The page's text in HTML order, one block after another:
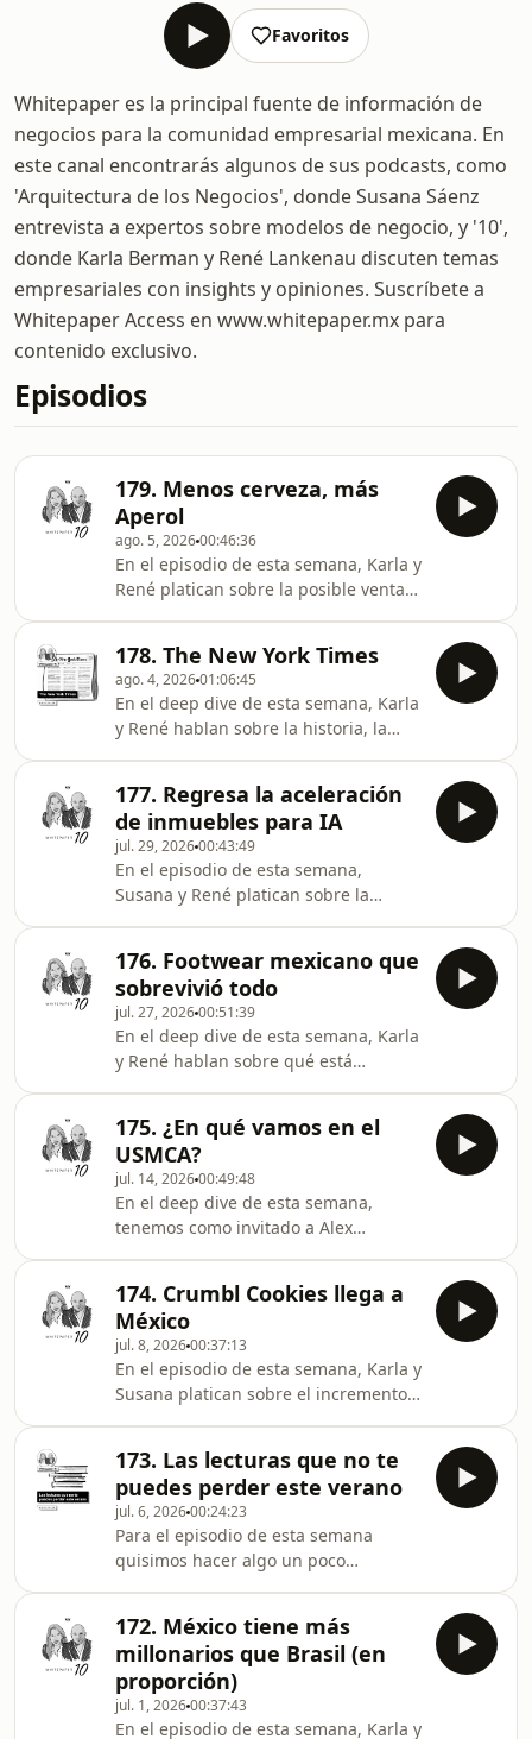
Favoritos
Whitepaper es la principal fuente de información de
negocios para la comunidad empresarial mexicana. En
este canal encontrarás algunos de sus podcasts, como
'Arquitectura de los Negocios', donde Susana Sáenz
entrevista a expertos sobre modelos de negocio, y '10',
donde Karla Berman y René Lankenau discuten temas
empresariales con insights y opiniones. Suscríbete a
Whitepaper Access en www.whitepaper.mx para
contenido exclusivo.
Episodios
179. Menos cerveza, más
Aperol
ago. 5, 202600:46:36
En el episodio de esta semana, Karla y
René platican sobre la posible venta
St-Germain y Aperol; y el crecimiento
de Brandy Melville.Recomendaciones:
79. Most People invest in Restaurants
for the Wrong ReasonLengua para
Japón, labio para Monterrey y cachete
para Saltillo: SuKarneJan Brady, We
Need You More Than Ever
178. The New York Times
ago. 4, 202601:06:45
En el deep dive de esta semana, Karla
y René hablan sobre la historia, la
decisiones que lo han convertido en
uno de los medios más exitosos de la
era digital.visita www.advisiahr.com y
agenda una
llamadaRecomendación:What makes
a toy go viral
177. Regresa la aceleración
de inmuebles para IA
jul. 29, 202600:43:49
En el episodio de esta semana,
Susana y René platican sobre la
acciones de Revolut; los resultados de
Moncler; el repunte en la
construcción de infraestructura
inmobiliaria para IA en Estados
Unidos; y el Tour de France.
176. Footwear mexicano que
sobrevivió todo
jul. 27, 202600:51:39
En el deep dive de esta semana, Karla
y René hablan sobre qué está
años —e incluso hasta hace poco—
estuvo dominado por una sola
marca.RecomendacionesIn the
Woods: A truly stunning thriller and
psychological mystery from one of our
greatest living crime writers (Dublin
Murder Squad series Book 1) The
Likeness (Dublin Murder Squa
175. ¿En qué vamos en el
USMCA?
jul. 14, 202600:49:48
En el deep dive de esta semana,
tenemos como invitado a Alex
situación actual del United States–
Mexico–Canada Agreement (USMCA/T-
MEC) y las implicaciones que este
proceso tiene para la economía de
México y la región.Aeroméxico es la
aerolínea más puntual del mundo por
segundo año consecutivo, de acuerdo
con CIRIUM. Conoce más Reco
174. Crumbl Cookies llega a
México
jul. 8, 202600:37:13
En el episodio de esta semana, Karla y
Susana platican sobre el incremento
Thermomix; la llegada de Crumbl
Cookies a México; y la adquisición de
Círculo de Crédito por parte de
Equifax.RecomendaciónWhitepaper
Hoy 7 de Julio 2026
173. Las lecturas que no te
puedes perder este verano
jul. 6, 202600:24:23
Para el episodio de esta semana
quisimos hacer algo un poco
aprovechen estas vacaciones.
Invitamos a algunas personas
cercanas a Whitepaper a compartir
qué es lo que más les ha gustado o
172. México tiene más
millonarios que Brasil (en
proporción)
jul. 1, 202600:37:43
En el episodio de esta semana, Karla y